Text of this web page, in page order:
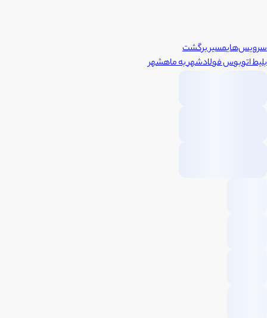
سرویس‌هایمسیر برگشت
بلیط اتوبوسفولادشهربهماهشهر